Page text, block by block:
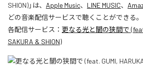
SHION)」は、 Apple Music、 LINE MUSIC、
どの音楽配信サービスで聴くことができる。
各配信サービス： 更なる光と闇の狭間で
SAKURA & SHION)